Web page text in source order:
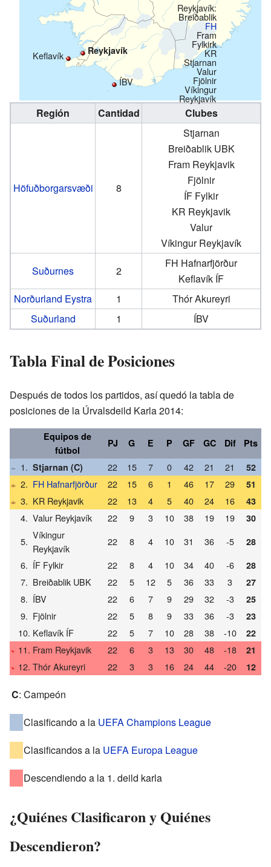
Reykjavík
Reykjavík:
Breiðablik
FH
Fram
Fylkirk
KR
Stjarnan
Valur
Fjölnir
Víkingur
Reykjavík
ÍBV
Keflavík
Región Cantidad Clubes
Höfuðborgarsvæði 8
Stjarnan
Breiðablik UBK
Fram Reykjavik
Fjölnir
ÍF Fylkir
KR Reykjavik
Valur
Víkingur Reykjavík
Suðurnes
2
FH Hafnarfjörður
Keflavík ÍF
Norðurland Eystra
1
Thór Akureyri
Suðurland
1 ÍBV
Tabla Final de Posiciones
Después de todos los partidos, así quedó la tabla de
posiciones de la Úrvalsdeild Karla 2014:
Equipos de
fútbol
PJ G E P GF GC Dif Pts
1. Stjarnan (C) 22 15 7 0 42 21 21 52
2. FH Hafnarfjörður 22 15 6 1 46 17 29 51
3. KR Reykjavik 22 13 4 5 40 24 16 43
4. Valur Reykjavík 22 9 3 10 38 19 19 30
5.
Víkingur
Reykjavík
22 8 4 10 31 36 -5 28
6. ÍF Fylkir 22 8 4 10 34 40 -6 28
7. Breiðablik UBK 22 5 12 5 36 33 3 27
8. ÍBV 22 6 7 9 29 32 -3 25
9. Fjölnir 22 5 8 9 33 36 -3 23
10. Keflavík ÍF 22 5 7 10 28 38 -10 22
11. Fram Reykjavik 22 6 3 13 30 48 -18 21
12. Thór Akureyri 22 3 3 16 24 44 -20 12
C: Campeón
Clasificando a la UEFA Champions League
Clasificandos a la UEFA Europa League
Descendiendo a la 1. deild karla
¿Quiénes Clasificaron y Quiénes
Descendieron?